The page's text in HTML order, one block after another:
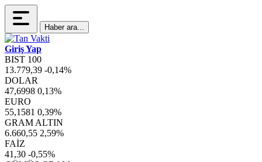
Haber ara...
Giriş Yap
BIST 100
13.779,39 -0,14%
DOLAR
47,6998 0,13%
EURO
55,1581 0,39%
GRAM ALTIN
6.660,55 2,59%
FAİZ
41,30 -0,55%